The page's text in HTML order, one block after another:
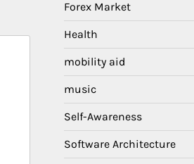
Forex Market
Health
mobility aid
music
Self-Awareness
Software Architecture